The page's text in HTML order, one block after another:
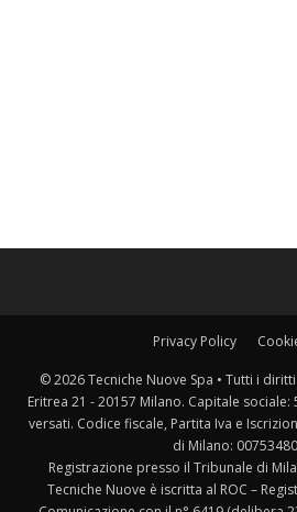
Privacy Policy
© 2026 Tecniche Nuove Spa • Tutti i
Eritrea 21 - 20157 Milano. Capitale
versati. Codice fiscale, Partita Iva e
di Milano:
Registrazione presso il Tribunale di
Tecniche Nuove è iscritta al ROC –